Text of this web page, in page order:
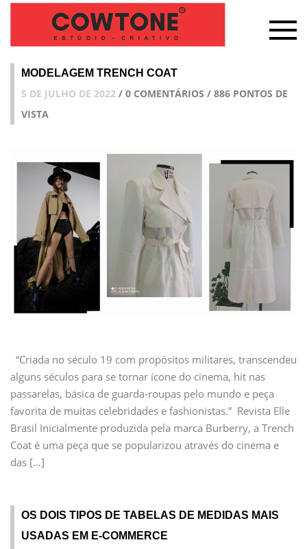
MODELAGEM TRENCH COAT
5 DE JULHO DE 2022 / 0 COMENTÁRIOS / 886 PONTOS DE
VISTA
“Criada no século 19 com propósitos militares, transcendeu
alguns séculos para se tornar ícone do cinema, hit nas
passarelas, básica de guarda-roupas pelo mundo e peça
favorita de muitas celebridades e fashionistas.” Revista Elle
Brasil Inicialmente produzida pela marca Burberry, a Trench
Coat é uma peça que se popularizou através do cinema e
das […]
OS DOIS TIPOS DE TABELAS DE MEDIDAS MAIS
USADAS EM E-COMMERCE